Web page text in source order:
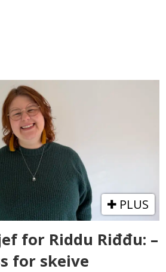
PLUS
for Riddu Riđđu: –
for skeive